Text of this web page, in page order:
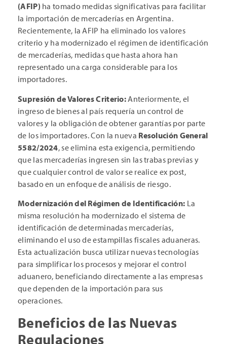
(AFIP) ha tomado medidas significativas para facilitar
la importación de mercaderías en Argentina.
Recientemente, la AFIP ha eliminado los valores
criterio y ha modernizado el régimen de identificación
de mercaderías, medidas que hasta ahora han
representado una carga considerable para los
importadores.
Supresión de Valores Criterio: Anteriormente, el
ingreso de bienes al país requería un control de
valores y la obligación de obtener garantías por parte
de los importadores. Con la nueva Resolución General
5582/2024, se elimina esta exigencia, permitiendo
que las mercaderías ingresen sin las trabas previas y
que cualquier control de valor se realice ex post,
basado en un enfoque de análisis de riesgo.
Modernización del Régimen de Identificación: La
misma resolución ha modernizado el sistema de
identificación de determinadas mercaderías,
eliminando el uso de estampillas fiscales aduaneras.
Esta actualización busca utilizar nuevas tecnologías
para simplificar los procesos y mejorar el control
aduanero, beneficiando directamente a las empresas
que dependen de la importación para sus
operaciones.
Beneficios de las Nuevas
Regulaciones